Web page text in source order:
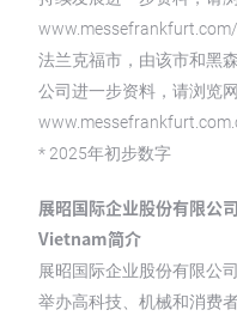
法兰克福市，由该市和黑
公司进一步资料，请浏览网
* 2025年初步数字
展昭国际企业股份有限
Vietnam简介
展昭国际企业股份有限公
举办高科技、机械和消费